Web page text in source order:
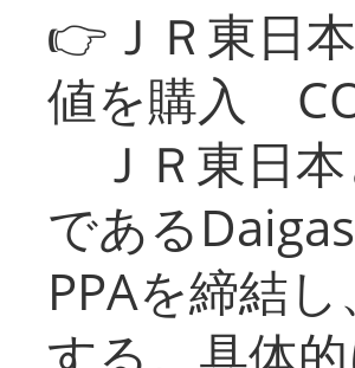
👉ＪＲ東日
値を購入
ＪＲ東日本
である
PPAを締結